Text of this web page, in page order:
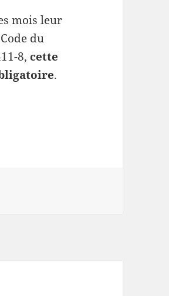
mois leur
du
8, cette
.
situation auprès de son